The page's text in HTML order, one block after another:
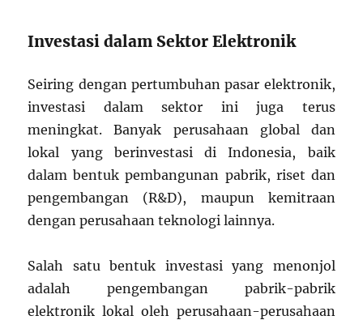
Investasi dalam Sektor Elektronik
Seiring dengan pertumbuhan pasar elektronik,
investasi dalam sektor ini juga terus
meningkat. Banyak perusahaan global dan
lokal yang berinvestasi di Indonesia, baik
dalam bentuk pembangunan pabrik, riset dan
pengembangan (R&D), maupun kemitraan
dengan perusahaan teknologi lainnya.
Salah satu bentuk investasi yang menonjol
adalah pengembangan pabrik-pabrik
elektronik lokal oleh perusahaan-perusahaan